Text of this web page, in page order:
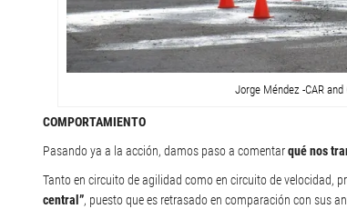
Jorge Méndez -CAR
COMPORTAMIENTO
Pasando ya a la acción, damos paso a comentarqué nos
Tanto en circuito de agilidad como en circuito de velocidad,
central”, puesto que es retrasado en comparación con sus